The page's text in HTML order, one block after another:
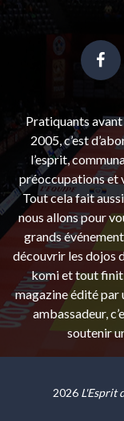
Pratiquants
2005, c’est
l’esprit,
préoccupations et
Tout cela fait
nous allons pour
grands
découvrir les dojos
komi et tout
magazine édité par
ambassadeur,
soutenir
2026 L'Esprit